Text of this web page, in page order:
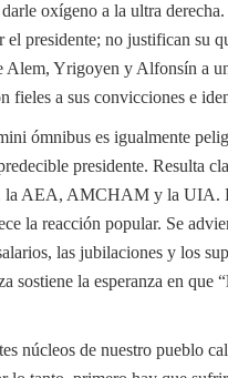
oxígeno a la ultra
el presidente; no justifican su
Alem, Yrigoyen y Alfonsín a
fieles a sus convicciones e
ómnibus es igualmente
presidente. Resulta
la AEA, AMCHAM y la UIA.
la reacción popular. Se
las jubilaciones y los
sostiene la esperanza en que
núcleos de nuestro pueblo